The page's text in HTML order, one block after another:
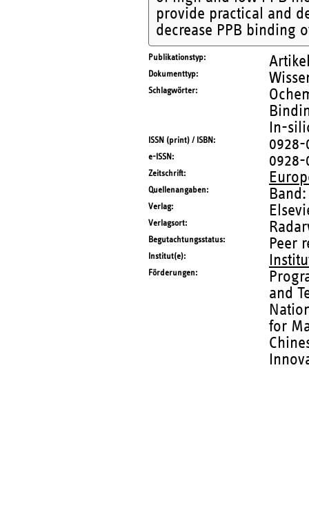
provide practical and
decrease PPB binding
Publikationstyp
Dokumenttyp
Schlagwörter
In-
ISSN (print) / ISBN 0928-
e-ISSN 0928-
Zeitschrift
Quellenangaben
Verlag
Verlagsort
Begutachtungsstatus Peer
Institut(e)
Förderungen
and
for